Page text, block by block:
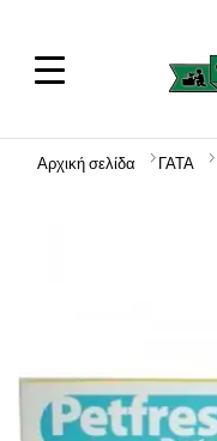
Αρχική σελίδα ΓΑΤΑ